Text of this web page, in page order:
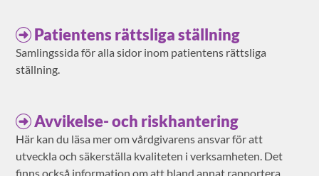
Patientens rättsliga ställning
Samlingssida för alla sidor inom patientens rättsliga
ställning.
Avvikelse- och riskhantering
Här kan du läsa mer om vårdgivarens ansvar för att
utveckla och säkerställa kvaliteten i verksamheten. Det
finns också information om att bland annat rapportera